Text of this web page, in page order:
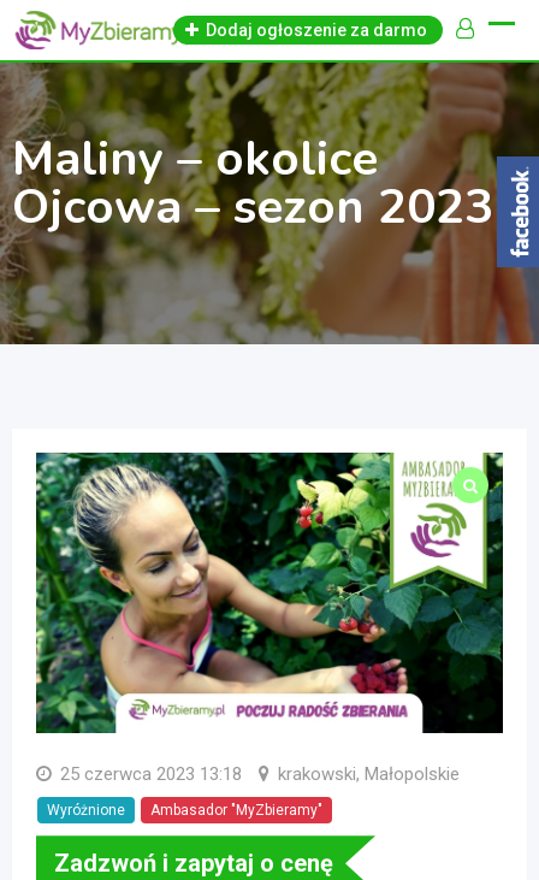
Skip
content
Dodaj ogłoszenie za darmo
Maliny – okolice
Ojcowa – sezon 2023
25 czerwca 2023 13:18 krakowski, Małopolskie
Wyróżnione Ambasador "MyZbieramy"
Zadzwoń i zapytaj o cenę